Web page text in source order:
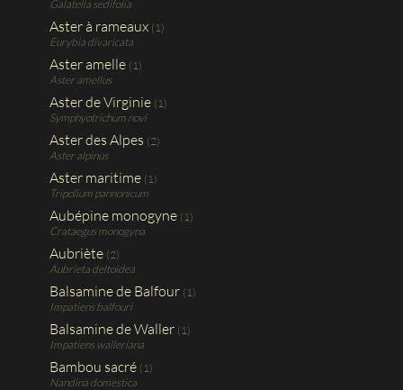
Galatella sedifolia
Aster à rameaux (1)
Eurybia divaricata
Aster amelle (1)
Aster amellus
Aster de Virginie (1)
Symphyotrichum novi
Aster des Alpes (2)
Aster alpinus
Aster maritime (1)
Tripolium pannonicum
Aubépine monogyne (1)
Crataegus monogyna
Aubriète (2)
Aubrieta deltoidea
Balsamine de Balfour (1)
Impatiens balfouri
Balsamine de Waller (1)
Impatiens walleriana
Bambou sacré (1)
Nandina domestica